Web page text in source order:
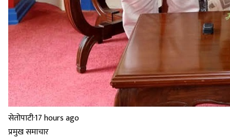
सेतोपाटी·17 hours ago
प्रमुख समाचार